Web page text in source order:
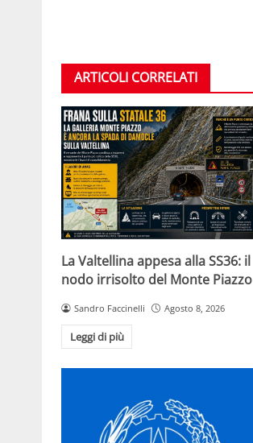
ARTICOLI CORRELATI
La Valtellina appesa alla SS36: il
nodo irrisolto del Monte Piazzo
Sandro Faccinelli Agosto 8, 2026
Leggi di più